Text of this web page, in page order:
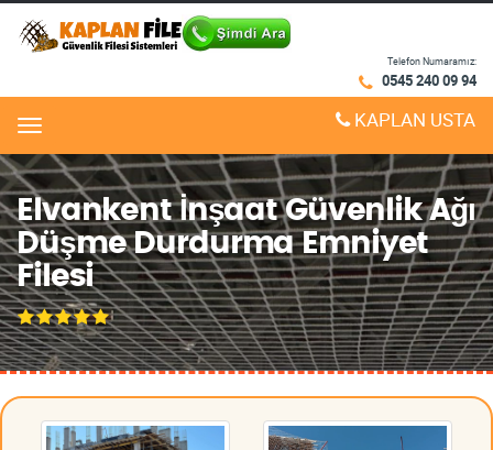
Telefon Numaramız:
0545 240 09 94
Menu KAPLAN USTA
Elvankent İnşaat Güvenlik Ağı
Düşme Durdurma Emniyet
Filesi